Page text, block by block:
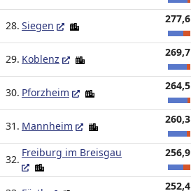
28. Siegen
277,6
29. Koblenz
269,7
30. Pforzheim
264,5
31. Mannheim
260,3
32.
Freiburg im Breisgau 256,9
252,4